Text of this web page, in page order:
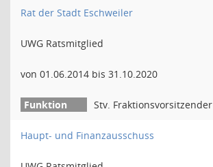
Rat der Stadt Eschweiler
UWG Ratsmitglied
von 01.06.2014 bis 31.10.2020
Stv. Fraktionsvorsitzender
Haupt- und Finanzausschuss